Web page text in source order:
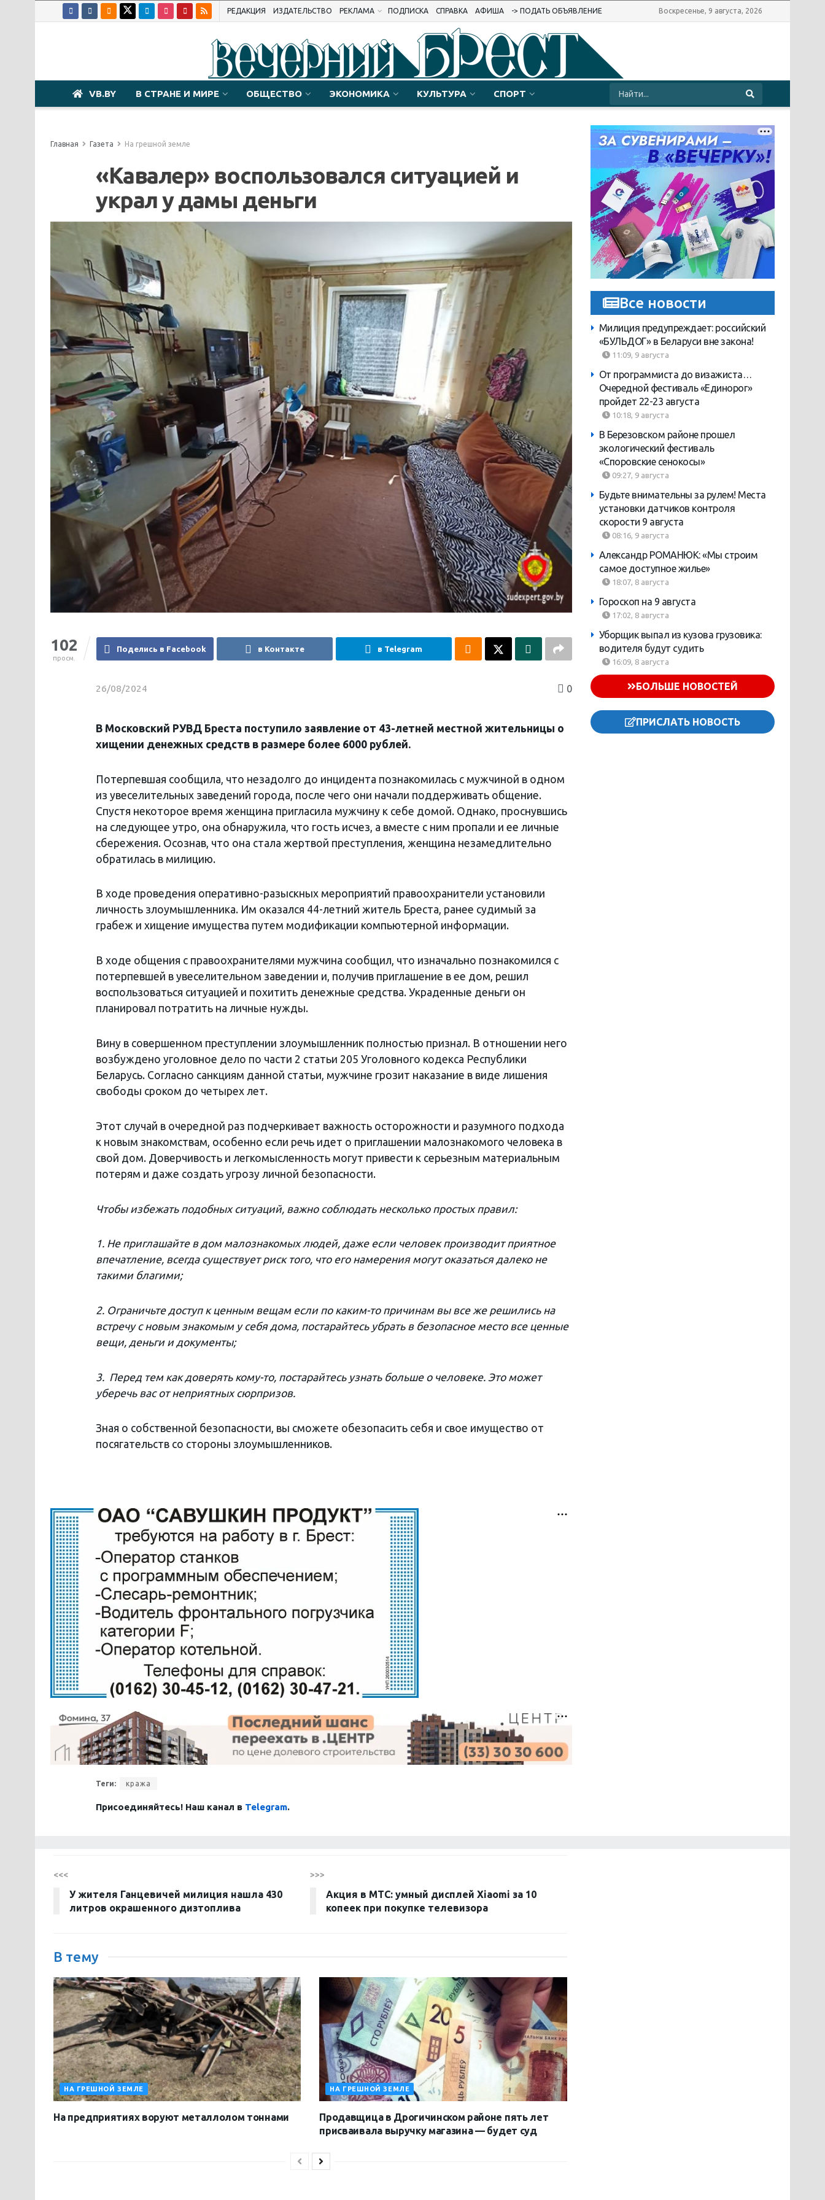
РЕДАКЦИЯ ИЗДАТЕЛЬСТВО РЕКЛАМА ПОДПИСКА СПРАВКА АФИША -> ПОДАТЬ ОБЪЯВЛЕНИЕ Воскресенье, 9 августа, 2026
VB.BY В СТРАНЕ И МИРЕ ОБЩЕСТВО ЭКОНОМИКА КУЛЬТУРА СПОРТ
Главная Газета На грешной земле
«Кавалер» воспользовался ситуацией и
украл у дамы деньги
102
просм.
Поделись в Facebook в Контакте в Telegram
26/08/2024 0
В Московский РУВД Бреста поступило заявление от 43-летней местной жительницы о
хищении денежных средств в размере более 6000 рублей.
Потерпевшая сообщила, что незадолго до инцидента познакомилась с мужчиной в одном
из увеселительных заведений города, после чего они начали поддерживать общение.
Спустя некоторое время женщина пригласила мужчину к себе домой. Однако, проснувшись
на следующее утро, она обнаружила, что гость исчез, а вместе с ним пропали и ее личные
сбережения. Осознав, что она стала жертвой преступления, женщина незамедлительно
обратилась в милицию.
В ходе проведения оперативно-разыскных мероприятий правоохранители установили
личность злоумышленника. Им оказался 44-летний житель Бреста, ранее судимый за
грабеж и хищение имущества путем модификации компьютерной информации.
В ходе общения с правоохранителями мужчина сообщил, что изначально познакомился с
потерпевшей в увеселительном заведении и, получив приглашение в ее дом, решил
воспользоваться ситуацией и похитить денежные средства. Украденные деньги он
планировал потратить на личные нужды.
Вину в совершенном преступлении злоумышленник полностью признал. В отношении него
возбуждено уголовное дело по части 2 статьи 205 Уголовного кодекса Республики
Беларусь. Согласно санкциям данной статьи, мужчине грозит наказание в виде лишения
свободы сроком до четырех лет.
Этот случай в очередной раз подчеркивает важность осторожности и разумного подхода
к новым знакомствам, особенно если речь идет о приглашении малознакомого человека в
свой дом. Доверчивость и легкомысленность могут привести к серьезным материальным
потерям и даже создать угрозу личной безопасности.
Чтобы избежать подобных ситуаций, важно соблюдать несколько простых правил:
1. Не приглашайте в дом малознакомых людей, даже если человек производит приятное
впечатление, всегда существует риск того, что его намерения могут оказаться далеко не
такими благими;
2. Ограничьте доступ к ценным вещам если по каким-то причинам вы все же решились на
встречу с новым знакомым у себя дома, постарайтесь убрать в безопасное место все ценные
вещи, деньги и документы;
3. Перед тем как доверять кому-то, постарайтесь узнать больше о человеке. Это может
уберечь вас от неприятных сюрпризов.
Зная о собственной безопасности, вы сможете обезопасить себя и свое имущество от
посягательств со стороны злоумышленников.
Теги: кража
Присоединяйтесь! Наш канал в Telegram.
Все новости
Милиция предупреждает: российский
«БУЛЬДОГ» в Беларуси вне закона!
11:09, 9 августа
От программиста до визажиста…
Очередной фестиваль «Единорог»
пройдет 22-23 августа
10:18, 9 августа
В Березовском районе прошел
экологический фестиваль
«Споровские сенокосы»
09:27, 9 августа
Будьте внимательны за рулем! Места
установки датчиков контроля
скорости 9 августа
08:16, 9 августа
Александр РОМАНЮК: «Мы строим
самое доступное жилье»
18:07, 8 августа
Гороскоп на 9 августа
17:02, 8 августа
Уборщик выпал из кузова грузовика:
водителя будут судить
16:09, 8 августа
БОЛЬШЕ НОВОСТЕЙ
ПРИСЛАТЬ НОВОСТЬ
<<<
У жителя Ганцевичей милиция нашла 430
литров окрашенного дизтоплива
>>>
Акция в МТС: умный дисплей Xiaomi за 10
копеек при покупке телевизора
В тему
НА ГРЕШНОЙ ЗЕМЛЕ
На предприятиях воруют металлолом тоннами
НА ГРЕШНОЙ ЗЕМЛЕ
Продавщица в Дрогичинском районе пять лет
присваивала выручку магазина — будет суд